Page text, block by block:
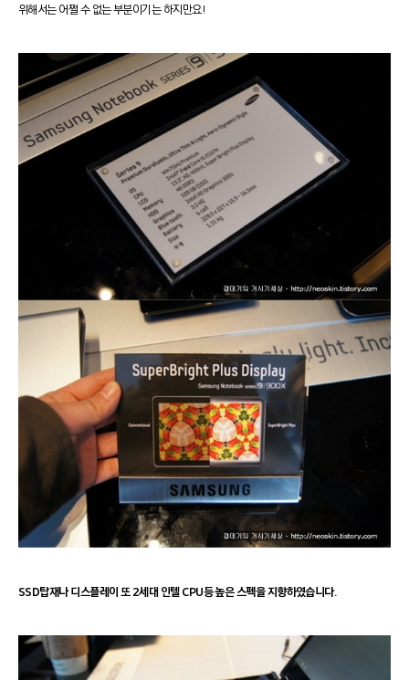
위해서는 어쩔 수 없는 부분이기는 하지만요!
SSD탑재나 디스플레이 또 2세대 인텔 CPU등 높은 스펙을 지향하였습니다.